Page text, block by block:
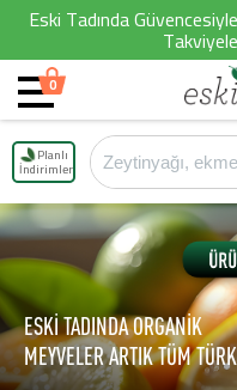
Eski Tadında
0
Planlı
İndirimler
ESKİ TADINDA ORGANİK
MEYVELER ARTIK TÜM